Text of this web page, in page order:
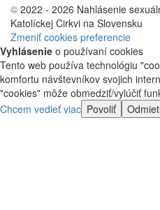
© 2022 - 2026 Nahlásenie
Katolíckej Cirkvi na Slovensku
Zmeniť cookies preferencie
Vyhlásenie o používaní cookies
Tento web používa technológiu
komfortu návštevníkov svojich
"cookies" môže obmedziť/vylúčiť
Chcem vedieť viac Povoliť